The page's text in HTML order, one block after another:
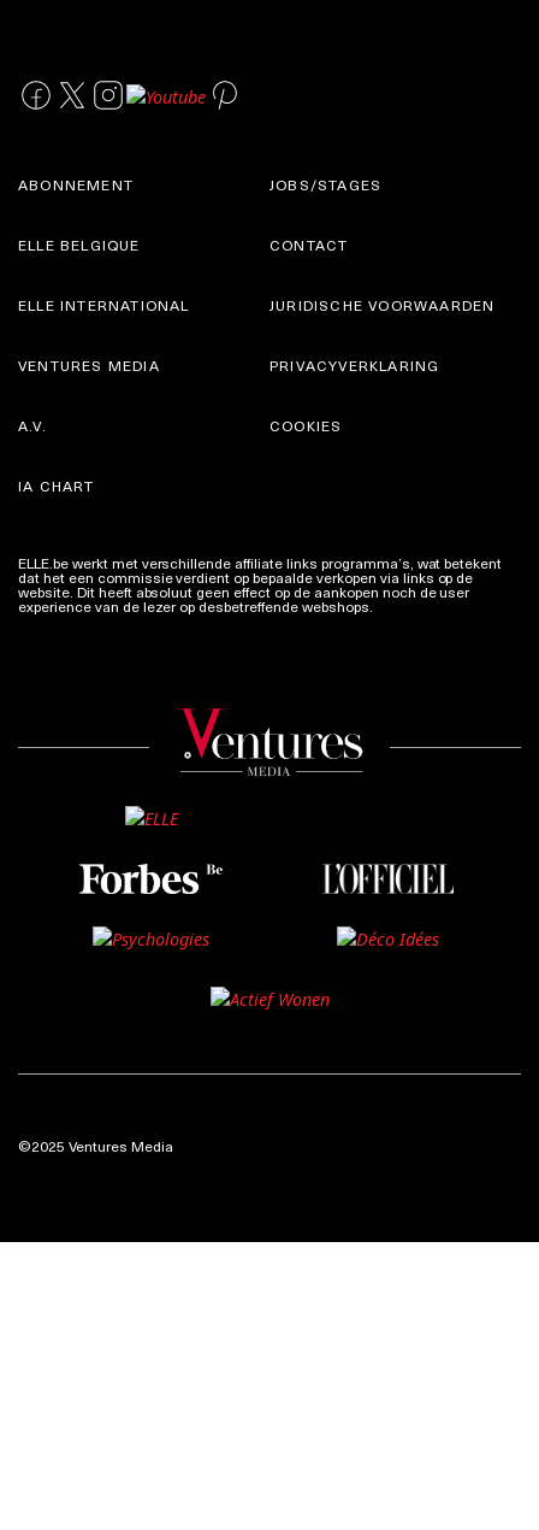
ABONNEMENT
ELLE BELGIQUE
JOBS/STAGES
CONTACT
ELLE INTERNATIONAL
VENTURES MEDIA
JURIDISCHE VOORWAARDEN
PRIVACYVERKLARING
A.V.
IA CHART
COOKIES
ELLE.be werkt met verschillende affiliate links programma’s, wat betekent
dat het een commissie verdient op bepaalde verkopen via links op de
website. Dit heeft absoluut geen effect op de aankopen noch de user
experience van de lezer op desbetreffende webshops.
©2025 Ventures Media